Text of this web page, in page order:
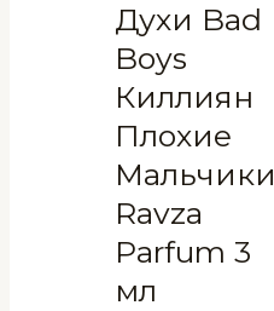
Духи Bad
Boys
Киллиян
Плохие
Мальчики
Ravza
Parfum 3
мл